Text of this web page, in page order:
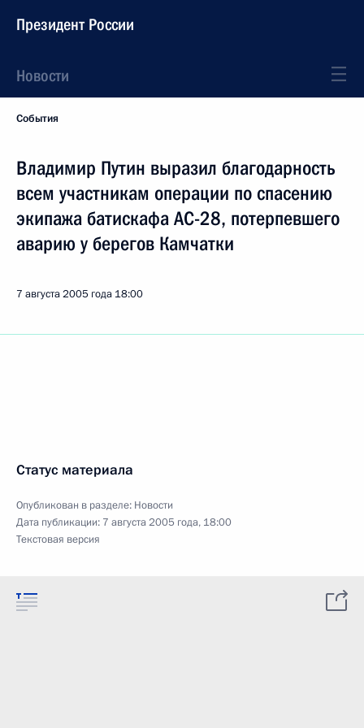
Президент России
Новости
События
Владимир Путин выразил благодарность
всем участникам операции по спасению
экипажа батискафа АС-28, потерпевшего
аварию у берегов Камчатки
7 августа 2005 года 18:00
Статус материала
Опубликован в разделе: Новости
Дата публикации: 7 августа 2005 года, 18:00
Текстовая версия